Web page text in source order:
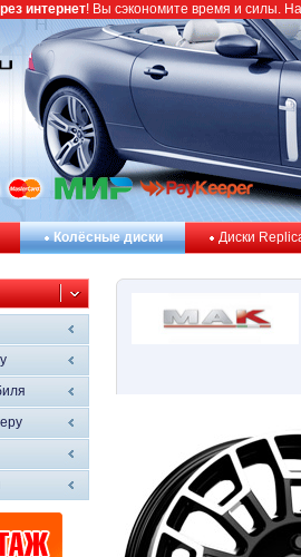
Колёсные диски Диски
интернет! Вы сэкономите время и силы.